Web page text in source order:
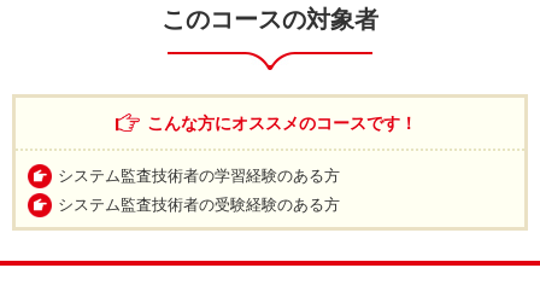
このコースの対象者
こんな方にオススメのコースです！
システム監査技術者の学習経験のある方
システム監査技術者の受験経験のある方